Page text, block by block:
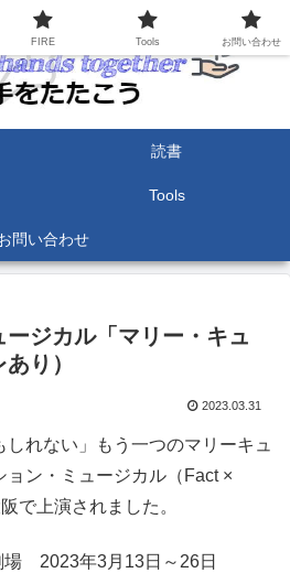
読書
Tools
問い合わせ
ージカル「マリー・キュ
り）
2023.03.31
れない」もう一つのマリーキュ
ョン・ミュージカル（Fact ×
で上演されました。
2023年3月13日～26日
FIRE Tools お問い合わせ